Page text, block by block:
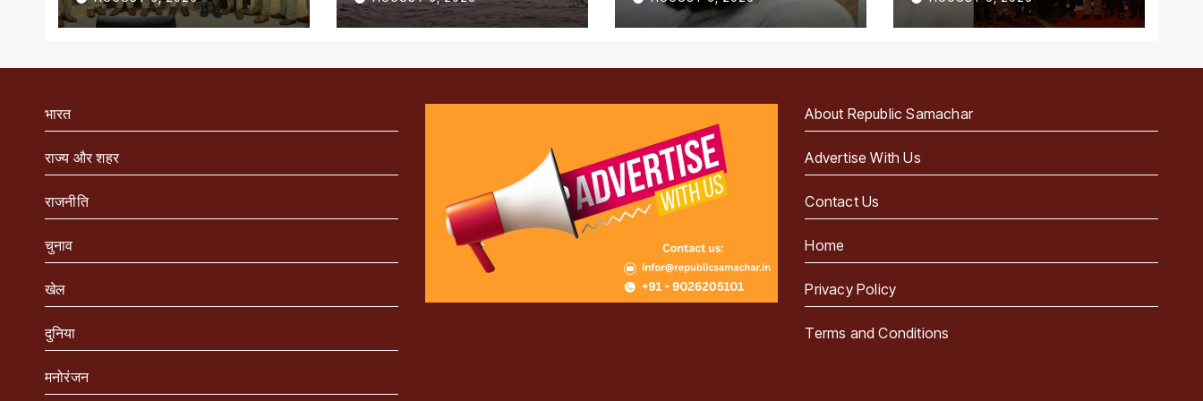
सम्मानित
भारत
राज्य और शहर
राजनीति
चुनाव
खेल
दुनिया
मनोरंजन
About Republic Samachar
Advertise With Us
Contact Us
Home
Privacy Policy
Terms and Conditions